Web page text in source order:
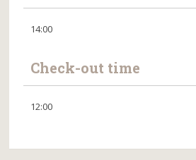
14:00
Check-out time
12:00